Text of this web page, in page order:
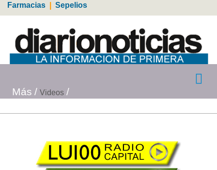
Farmacias Sepelios
Más Videos